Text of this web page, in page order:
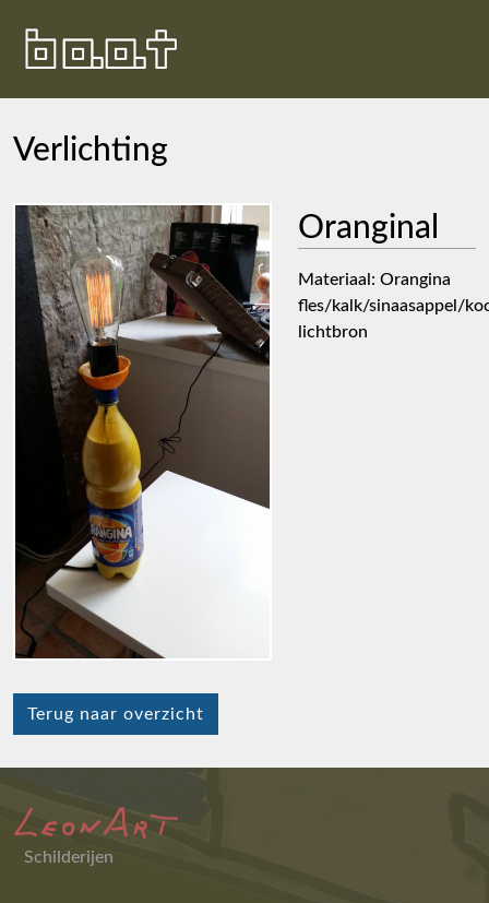
Schilderijen
Verlichting
Oranginal
Materiaal: Orangina
fles/kalk/sinaasappel/
lichtbron
Terug naar overzicht